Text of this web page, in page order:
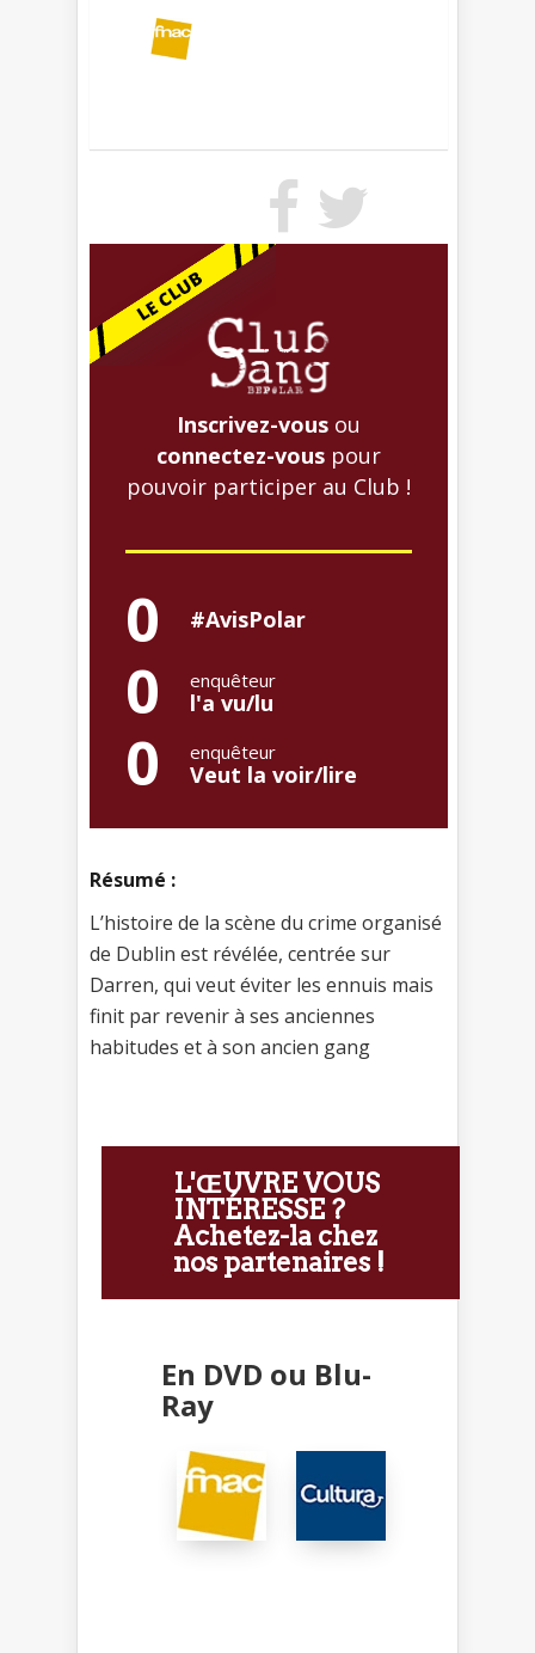
Inscrivez-vous ou
connectez-vous pour
pouvoir participer au Club !
0 #AvisPolar
0 enquêteur
l'a vu/lu
0 enquêteur
Veut la voir/lire
Résumé :
L’histoire de la scène du crime organisé
de Dublin est révélée, centrée sur
Darren, qui veut éviter les ennuis mais
finit par revenir à ses anciennes
habitudes et à son ancien gang
L'ŒUVRE VOUS
INTÉRESSE ?
Achetez-la chez
nos partenaires !
En DVD ou Blu-
Ray